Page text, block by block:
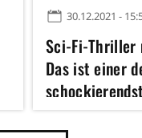
30.12.2021 -
Sci-Fi-Thriller
Das ist einer
Filme